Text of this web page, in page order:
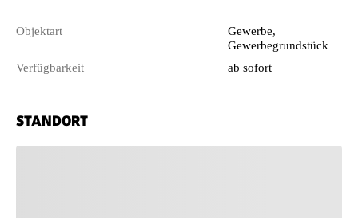
Objektart
Gewerbe,
Gewerbegrundstück
Verfügbarkeit
ab sofort
STANDORT